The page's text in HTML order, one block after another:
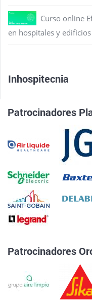
Curso online
en hospitales y
Inhospitecnia
Patrocinadores
Patrocinadores